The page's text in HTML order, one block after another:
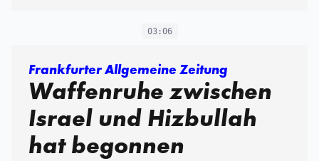
03:06
Frankfurter Allgemeine Zeitung
Waffenruhe zwischen
Israel und Hizbullah
hat begonnen